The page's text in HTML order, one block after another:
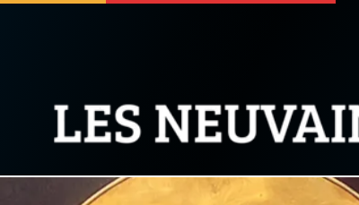
Nous soutenir À propos Facebook